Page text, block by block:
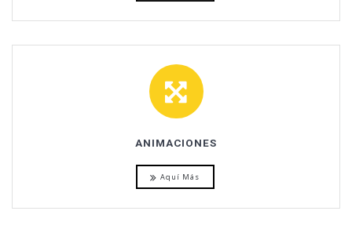
ANIMACIONES
Aquí Más